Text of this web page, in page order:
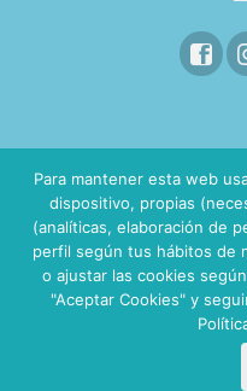
¿Quieres
Nuestra base se
+34
© 2026 Alquiler de Barcos - Ibiza
Para mantener esta web
dispositivo, propias
(analíticas, elaboración de
perfil según tus hábitos de
o ajustar las cookies
"Aceptar Cookies" y